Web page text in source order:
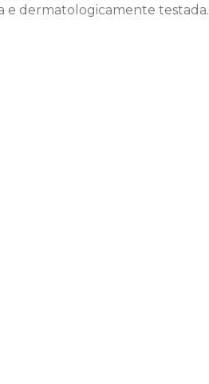
e dermatologicamente testada.